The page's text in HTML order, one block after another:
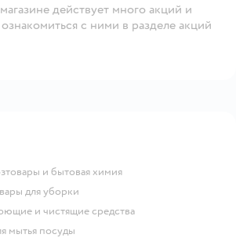
действует много акций и
с ними в разделе акций
и бытовая химия
для уборки
и чистящие средства
мытья посуды